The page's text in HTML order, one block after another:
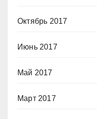
Октябрь 2017
Июнь 2017
Май 2017
Март 2017